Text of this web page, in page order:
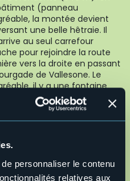
personnaliser le contenu
relatives aux
(panneau
la montée devient
une belle hêtraie. Il
au seul carrefour
pour rejoindre la route
vers la droite en passant
de Vallesone. Le
il y a une fontaine
pressoir géant en bois
d'enfants et
les plus improbables et
devant l'Oratoire San
de bus, on descend en
à droite (panneau Motto).